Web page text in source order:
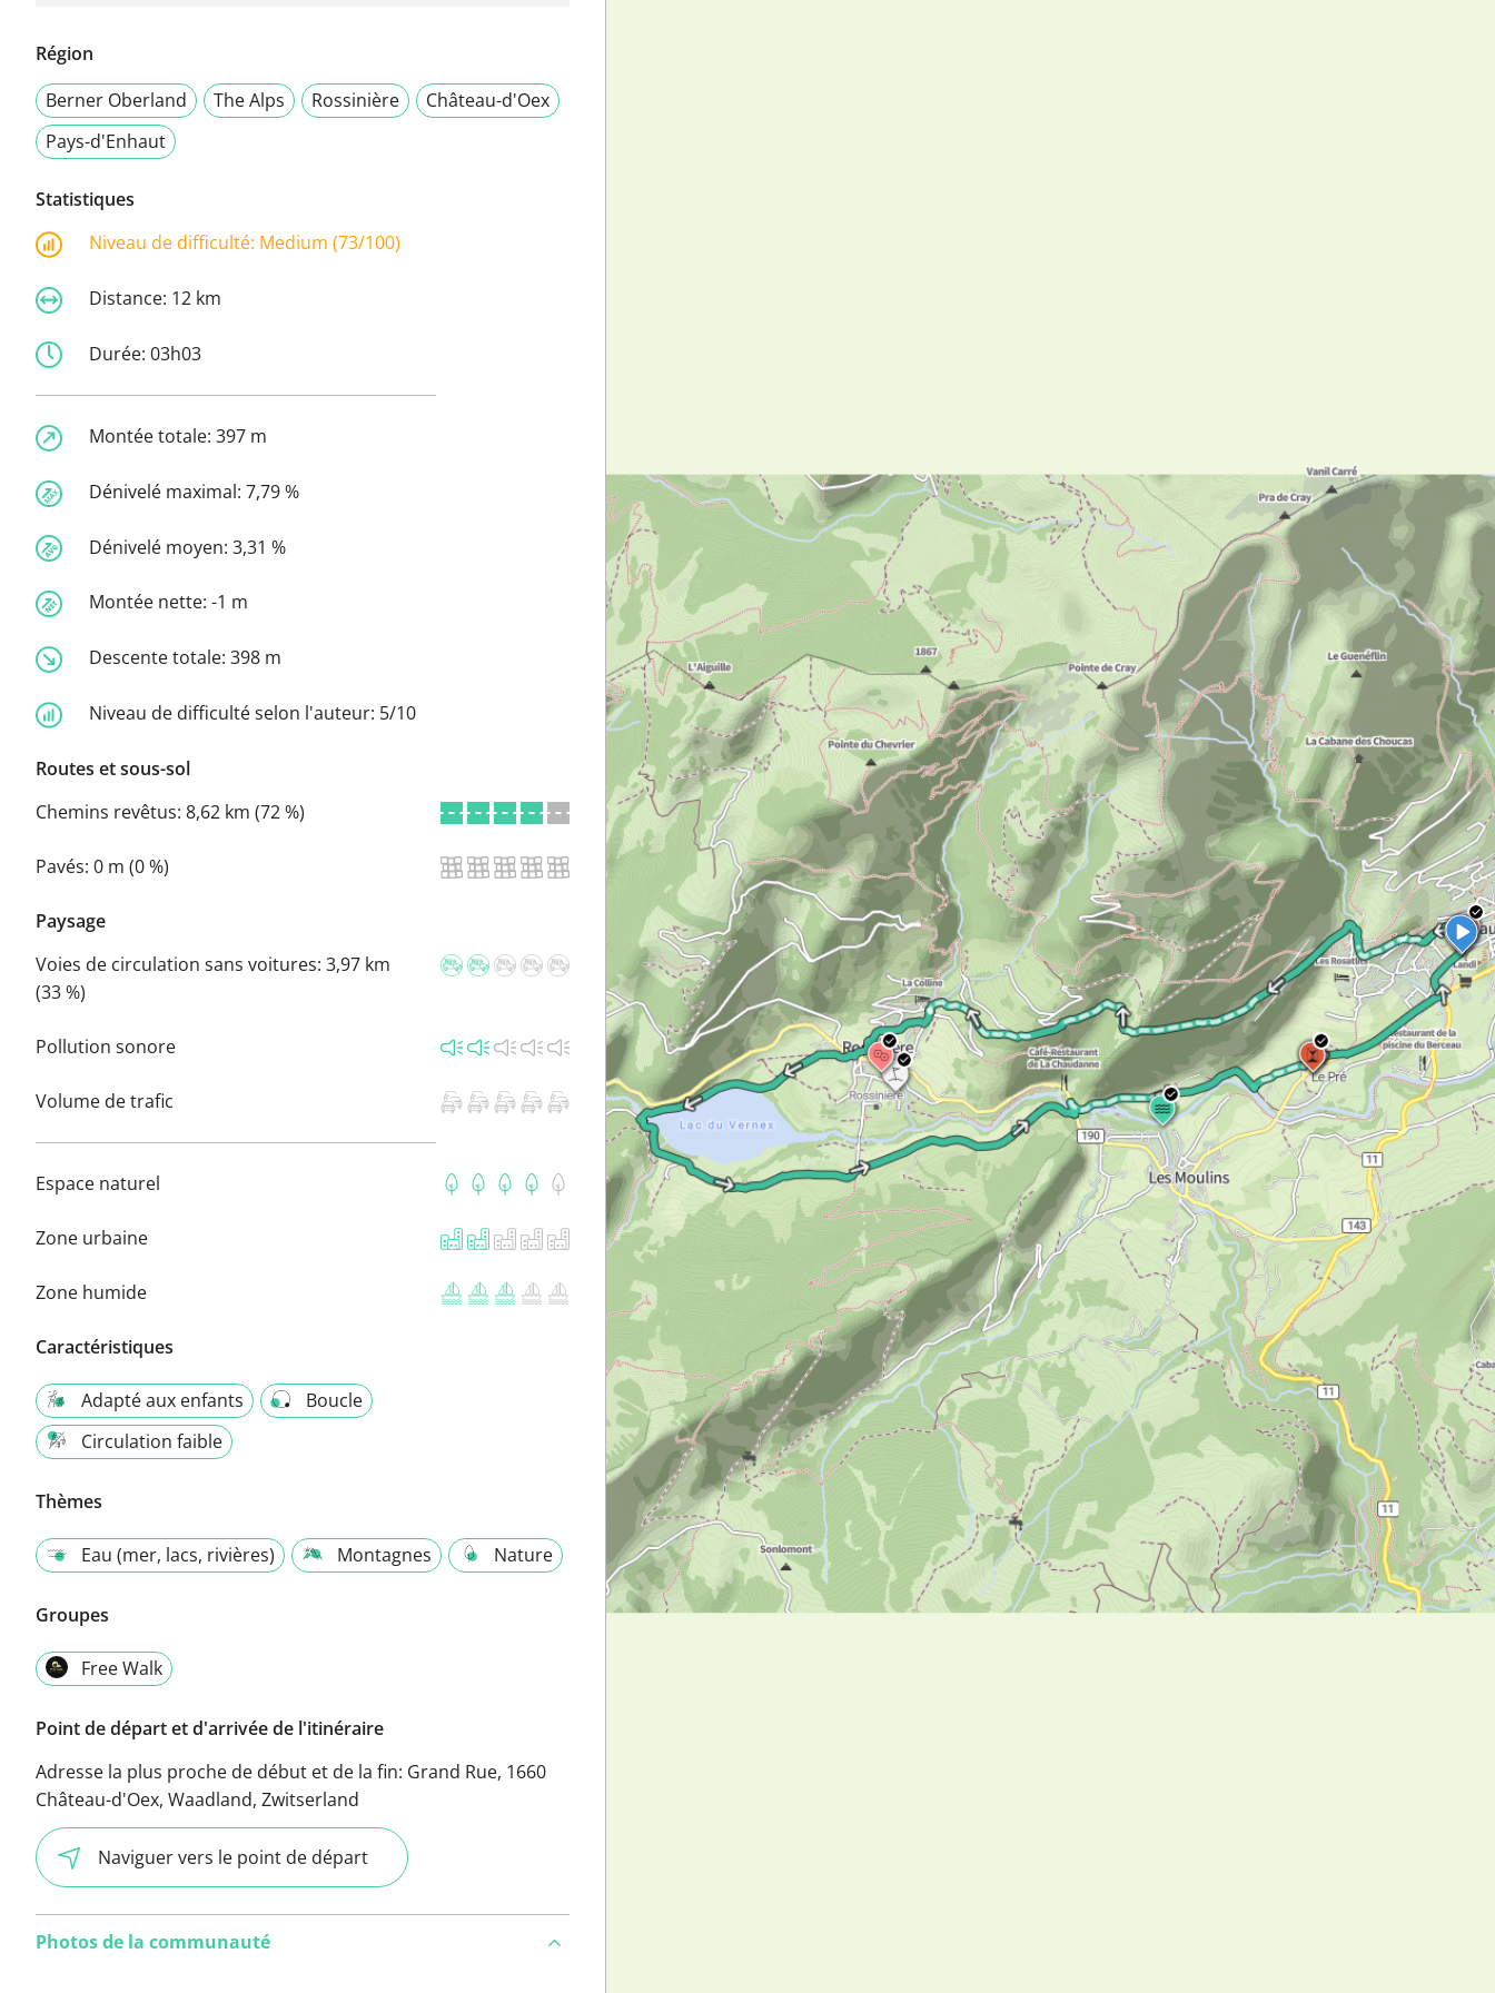
Région
Berner Oberland
The Alps Rossinière
Château-d'Oex
Pays-d'Enhaut
Statistiques
Niveau de difficulté: Medium (73/100)
Distance: 12 km
Durée: 03h03
Montée totale: 397 m
Dénivelé maximal: 7,79 %
Dénivelé moyen: 3,31 %
Montée nette: -1 m
Descente totale: 398 m
Niveau de difficulté selon l'auteur: 5/10
Routes et sous-sol
Chemins revêtus: 8,62 km (72 %)
Pavés: 0 m (0 %)
Paysage
Voies de circulation sans voitures: 3,97 km
(33 %)
Pollution sonore
Volume de trafic
Espace naturel
Zone urbaine
Zone humide
Caractéristiques
Adapté aux enfants
Boucle
Circulation faible
Thèmes
Eau (mer, lacs, rivières) Montagnes Nature
Groupes
Free Walk
Point de départ et d'arrivée de l'itinéraire
Adresse la plus proche de début et de la fin: Grand Rue, 1660
Château-d'Oex, Waadland, Zwitserland
Naviguer vers le point de départ
Photos de la communauté